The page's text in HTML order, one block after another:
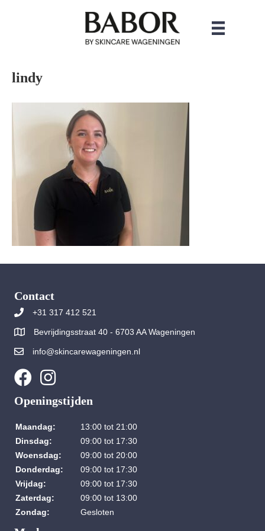
lindy
Contact
+31 317 412 521
Bevrijdingsstraat 40 - 6703 AA Wageningen
info@skincarewageningen.nl
Openingstijden
Maandag:
13:00 tot 21:00
Dinsdag:
09:00 tot 17:30
Woensdag:
09:00 tot 20:00
Donderdag:
09:00 tot 17:30
Vrijdag:
09:00 tot 17:30
Zaterdag:
09:00 tot 13:00
Zondag:
Gesloten